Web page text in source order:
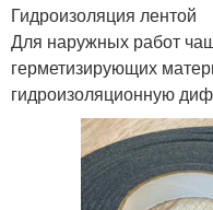
Гидроизоляция лентой
Для наружных работ
герметизирующих
гидроизоляционную